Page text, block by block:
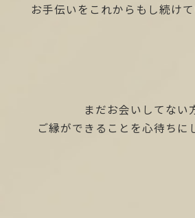
お手伝いをこれからもし続け
まだお会いしてない
ご縁ができることを心待ちに